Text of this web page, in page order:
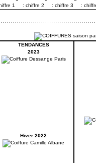
TENDANCES
2023
Hiver 2022